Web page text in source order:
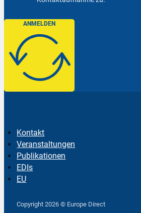
ANMELDEN
Kontakt
Veranstaltungen
Publikationen
EDIs
EU
Copyright 2026 © Europe Direct